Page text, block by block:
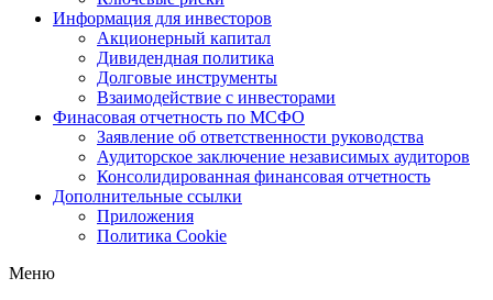
Информация для инвесторов
Акционерный капитал
Дивидендная политика
Долговые инструменты
Взаимодействие с инвеcторами
Финасовая отчетность по МСФО
Заявление об ответственности руководства
Аудиторское заключение независимых аудиторов
Консолидированная финансовая отчетность
Дополнительные ссылки
Приложения
Политика Cookie
Меню